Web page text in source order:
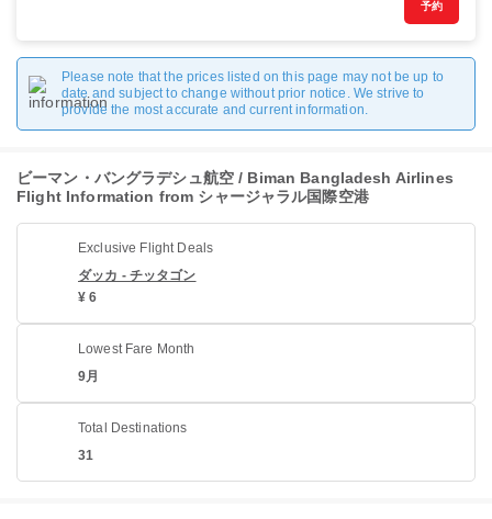
予約
Please note that the prices listed on this page may not be up to
date and subject to change without prior notice. We strive to
provide the most accurate and current information.
ビーマン・バングラデシュ航空 / Biman Bangladesh Airlines
Flight Information from シャージャラル国際空港
Exclusive Flight Deals
ダッカ - チッタゴン
¥ 6
Lowest Fare Month
9月
Total Destinations
31